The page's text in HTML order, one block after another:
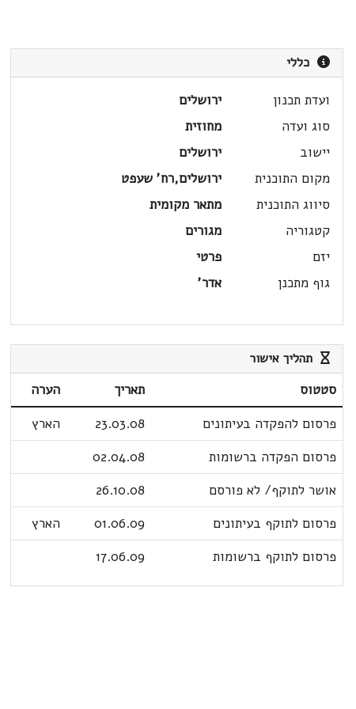
כללי
ועדת תכנון
ירושלים
סוג ועדה
מחוזית
יישוב
ירושלים
מקום התוכנית
ירושלים,רח' שעפט
סיווג התוכנית
מתאר מקומית
קטגוריה
מגורים
יזם
פרטי
גוף מתכנן
אדר'
תהליך אישור
סטטוס תאריך
הערה
פרסום להפקדה בעיתונים
23.03.08
הארץ
פרסום הפקדה ברשומות
02.04.08
אושר לתוקף/ לא פורסם
26.10.08
פרסום לתוקף בעיתונים
01.06.09
הארץ
פרסום לתוקף ברשומות
17.06.09